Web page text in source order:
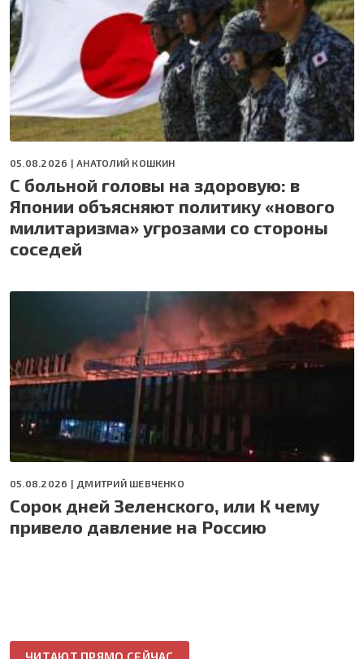
05.08.2026 |АНАТОЛИЙ КОШКИН
С больной головы на здоровую: в
Японии объясняют политику «нового
милитаризма» угрозами со стороны
соседей
05.08.2026 | ДМИТРИЙ ШЕВЧЕНКО
Сорок дней Зеленского, или К чему
привело давление на Россию